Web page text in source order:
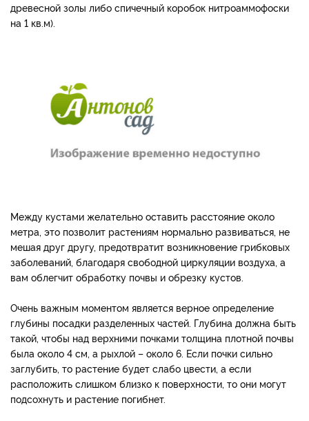
древесной золы либо спичечный коробок нитроаммофоски
на 1 кв.м).
Между кустами желательно оставить расстояние около
метра, это позволит растениям нормально развиваться, не
мешая друг другу, предотвратит возникновение грибковых
заболеваний, благодаря свободной циркуляции воздуха, а
вам облегчит обработку почвы и обрезку кустов.
Очень важным моментом является верное определение
глубины посадки разделенных частей. Глубина должна быть
такой, чтобы над верхними почками толщина плотной почвы
была около 4 см, а рыхлой – около 6. Если почки сильно
заглубить, то растение будет слабо цвести, а если
расположить слишком близко к поверхности, то они могут
подсохнуть и растение погибнет.